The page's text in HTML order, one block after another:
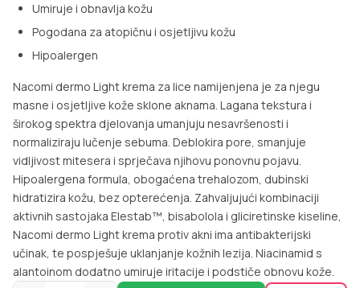
Umiruje i obnavlja kožu
Pogodana za atopičnu i osjetljivu kožu
Hipoalergen
Nacomi dermo Light krema za lice namijenjena je za njegu
masne i osjetljive kože sklone aknama. Lagana tekstura i
širokog spektra djelovanja umanjuju nesavršenosti i
normaliziraju lučenje sebuma. Deblokira pore, smanjuje
vidljivost mitesera i sprječava njihovu ponovnu pojavu.
Hipoalergena formula, obogaćena trehalozom, dubinski
hidratizira kožu, bez opterećenja. Zahvaljujući kombinaciji
aktivnih sastojaka Elestab™, bisabolola i gliciretinske kiseline,
Nacomi dermo Light krema protiv akni ima antibakterijski
učinak, te pospješuje uklanjanje kožnih lezija. Niacinamid s
alantoinom dodatno umiruje iritacije i podstiče obnovu kože.